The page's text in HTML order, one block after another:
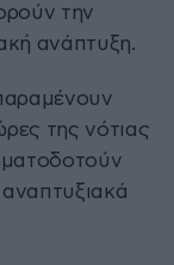
την
ανάπτυξη.
της νότιας